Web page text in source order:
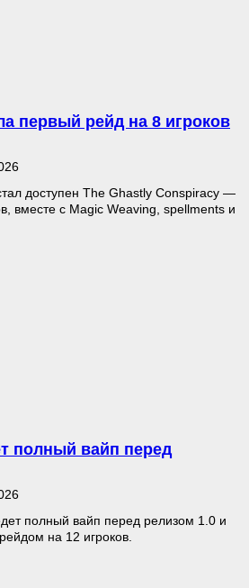
первый рейд на 8 игроков
доступен The Ghastly Conspiracy —
вместе с Magic Weaving, spellments и
полный вайп перед
полный вайп перед релизом 1.0 и
на 12 игроков.